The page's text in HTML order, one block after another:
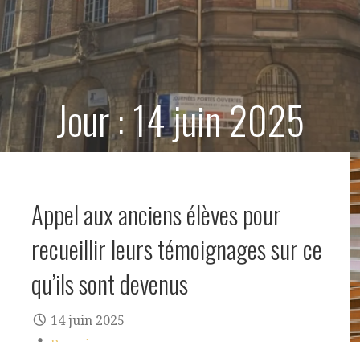
AMICALE JULES RICHARD
Association des élèves du lycée Jules Richard
Jour : 14 juin 2025
Appel aux anciens élèves pour
recueillir leurs témoignages sur ce
qu’ils sont devenus
14 juin 2025